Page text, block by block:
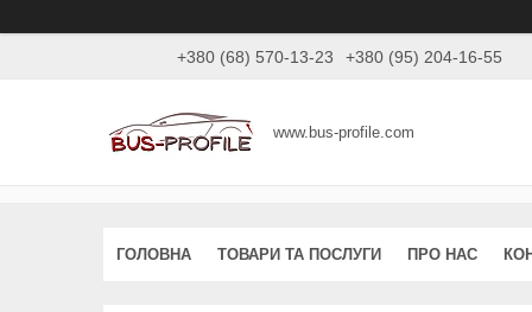
+380 (68) 570-13-23 +380 (95) 204-16-55
www.bus-profile.com
ГОЛОВНА ТОВАРИ ТА ПОСЛУГИ ПРО НАС